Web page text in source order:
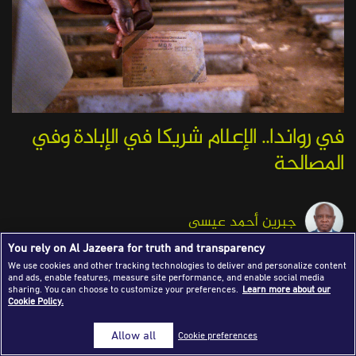
Success Stories
Journalism Magazine
Publications
Media Tips
Partnerships
في رواندا.. الإعلام شريكا في الإبادة وفي
المصالحة
جبرين أحمد عيسى
Published on: 23 Apr, 2025
Share
كانت الفترة بين عامي 1994 و2002 في رواندا مرحلة تحول
You rely on Al Jazeera for truth and transparency
We use cookies and other tracking technologies to deliver and personalize content
and ads, enable features, measure site performance, and enable social media
sharing. You can choose to customize your preferences. Learn more about our
Cookie Policy.
Cookie preferences
Allow all